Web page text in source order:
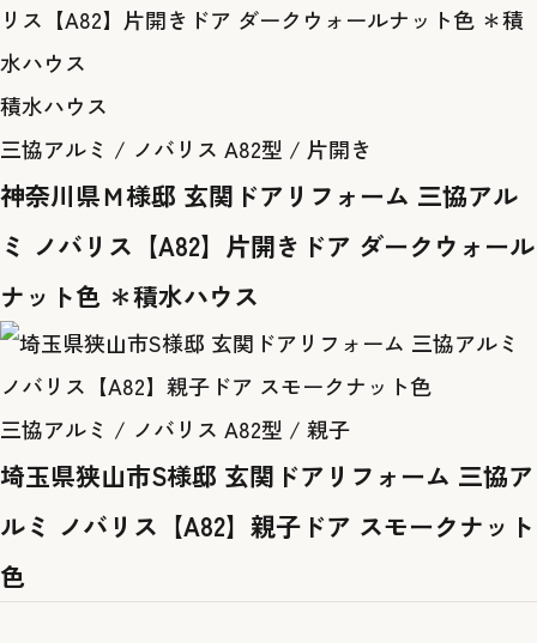
積水ハウス
三協アルミ / ノバリス A82型 / 片開き
神奈川県Ｍ様邸 玄関ドアリフォーム 三協アル
ミ ノバリス【A82】片開きドア ダークウォール
ナット色 ＊積水ハウス
三協アルミ / ノバリス A82型 / 親子
埼玉県狭山市S様邸 玄関ドアリフォーム 三協ア
ルミ ノバリス【A82】親子ドア スモークナット
色